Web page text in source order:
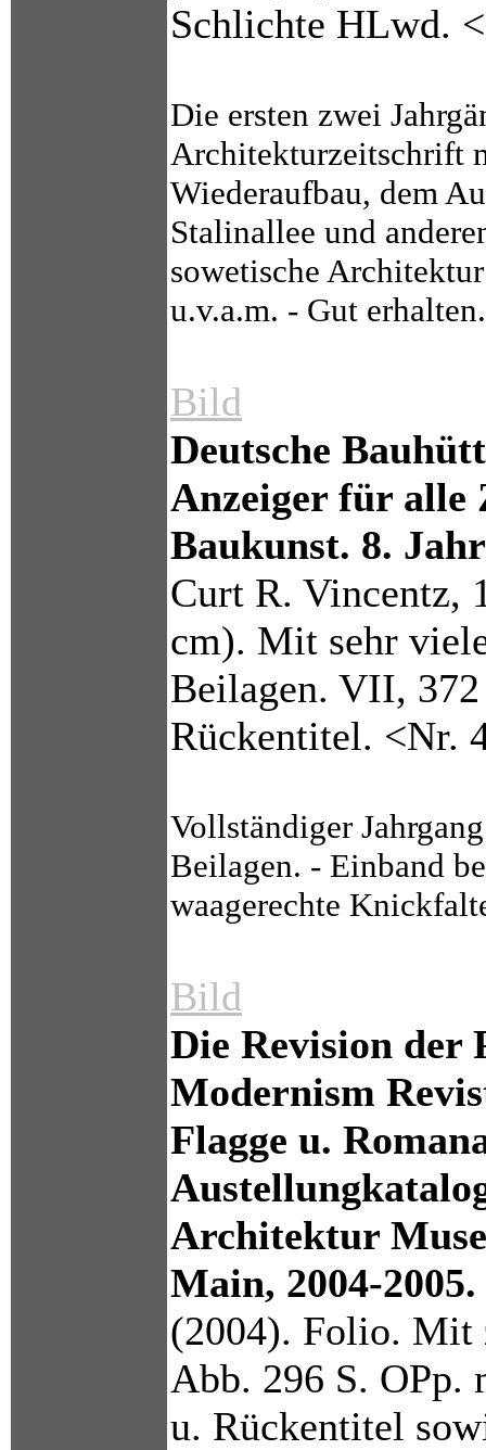
Schlichte HLwd.
Die ersten zwei
Architekturzeitschrift
Wiederaufbau, dem
Stalinallee und
sowetische
u.v.a.m. - Gut erhalten.
Bild
Deutsche
Anzeiger für alle
Baukunst. 8.
Curt R. Vincentz,
cm). Mit sehr
Beilagen. VII,
Rückentitel. <Nr.
Vollständiger
Beilagen. - Einband
waagerechte
Bild
Die Revision der
Modernism
Flagge u.
Architektur
Main, 2004-2005.
(2004). Folio. Mit
Abb. 296 S. OPp.
u. Rückentitel